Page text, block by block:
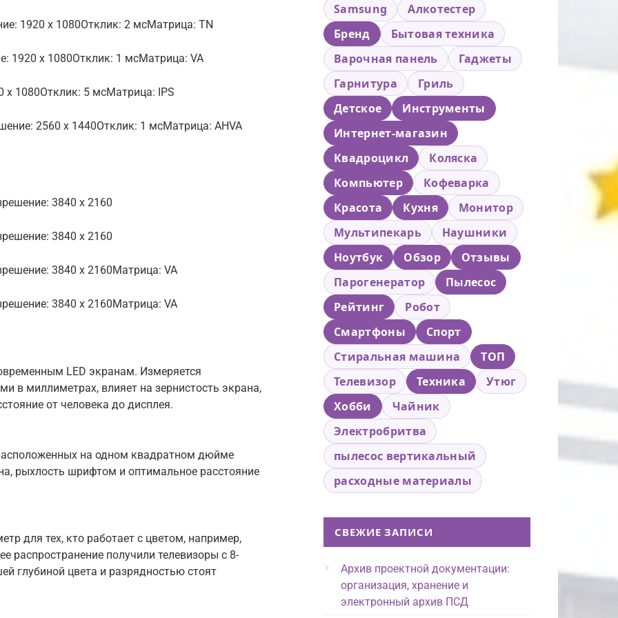
1920 x 1080Отклик: 2 мсМатрица: TN
1920 x 1080Отклик: 1 мсМатрица: VA
x 1080Отклик: 5 мсМатрица: IPS
2560 x 1440Отклик: 1 мсМатрица: AHVA
3840 x 2160
3840 x 2160
3840 x 2160Матрица: VA
3840 x 2160Матрица: VA
LED экранам. Измеряется
в миллиметрах, влияет на зернистость экрана,
от человека до дисплея.
на одном квадратном дюйме
рыхлость шрифтом и оптимальное расстояние
для тех, кто работает с цветом, например,
распространение получили телевизоры с 8-
глубиной цвета и разрядностью стоят
Samsung
Алкотестер
Бренд
Бытовая техника
Варочная панель
Гаджеты
Гарнитура
Гриль
Детское
Инструменты
Интернет-магазин
Квадроцикл
Коляска
Компьютер
Кофеварка
Красота
Кухня
Монитор
Мультипекарь
Наушники
Ноутбук
Обзор
Отзывы
Парогенератор
Пылесос
Рейтинг
Робот
Смартфоны
Спорт
Стиральная машина
ТОП
Телевизор
Техника
Утюг
Хобби
Чайник
Электробритва
пылесос вертикальный
расходные материалы
СВЕЖИЕ ЗАПИСИ
Архив проектной документации:
организация, хранение и
электронный архив ПСД